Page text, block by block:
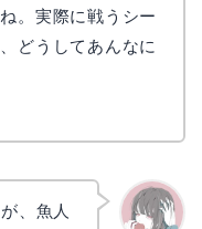
。実際に戦うシー
どうしてあんなに
、魚人